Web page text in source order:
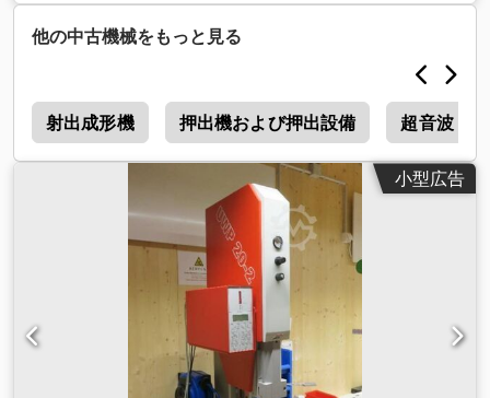
他の中古機械をもっと見る
射出成形機 押出機および押出設備 超音波
小型広告